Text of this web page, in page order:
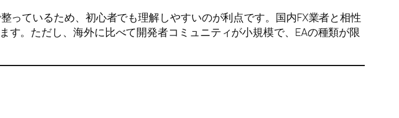
っているため、初心者でも理解しやすいのが利点です。国内FX業者と相性
。ただし、海外に比べて開発者コミュニティが小規模で、EAの種類が限